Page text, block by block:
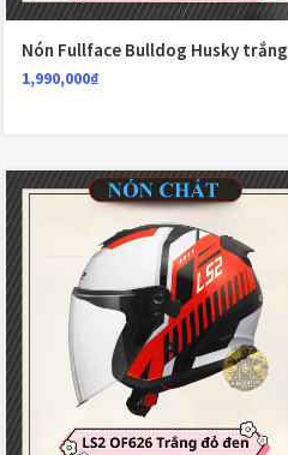
(8)
(12)
(20)
(41)
(26)
(49)
(6)
(8)
Nón Fullface Bulldog Husky trắng
1,990,000₫